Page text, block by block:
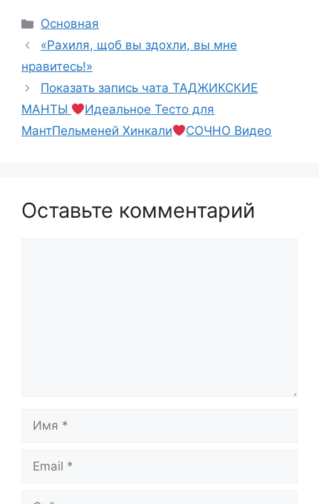
Рубрики
Основная
«Рахиля, щоб вы здохли, вы мне
нравитесь!»
Показать запись чата ТАДЖИКСКИЕ
МАНТЫ
Идеальное Тесто для
МантПельменей Хинкали
СОЧНО Видео
Оставьте комментарий
Имя
Email
Сайт